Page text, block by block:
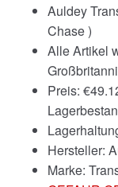
Auldey
Chase )
Alle Artikel
Preis: €
Hersteller:
Marke: